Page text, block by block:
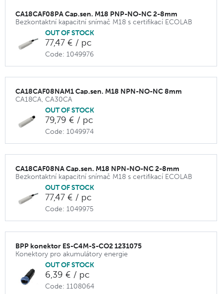
CA18CAF08PA Cap.sen. M18 PNP-NO-NC 2-8mm
Bezkontaktní kapacitní snímač M18 s certifikací ECOLAB
OUT OF STOCK
77,47 € / pc
Code: 1049976
CA18CAF08NAM1 Cap.sen. M18 NPN-NO-NC 8mm
CA18CA, CA30CA
OUT OF STOCK
79,79 € / pc
Code: 1049974
CA18CAF08NA Cap.sen. M18 NPN-NO-NC 2-8mm
Bezkontaktní kapacitní snímač M18 s certifikací ECOLAB
OUT OF STOCK
77,47 € / pc
Code: 1049975
BPP konektor ES-C4M-S-CO2 1231075
Konektory pro akumulátory energie
OUT OF STOCK
6,39 € / pc
Code: 1108064